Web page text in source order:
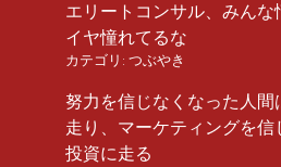
エリートコンサル、みんな
イヤ憧れてるな
カテゴリ: つぶやき
努力を信じなくなった人
走り、マーケティングを
投資に走る